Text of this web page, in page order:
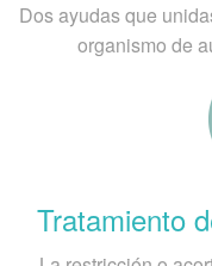
Dos ayudas que
organismo de
Tratamiento